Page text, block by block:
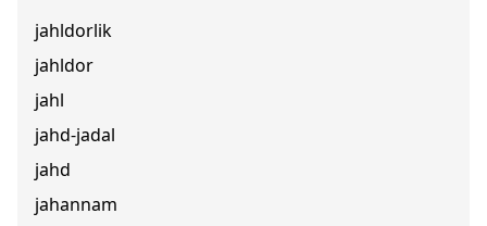
jahldorlik
jahldor
jahl
jahd-jadal
jahd
jahannam